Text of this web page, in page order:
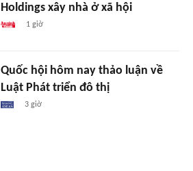
Holdings xây nhà ở xã hội
1 giờ
Quốc hội hôm nay thảo luận về
Luật Phát triển đô thị
3 giờ